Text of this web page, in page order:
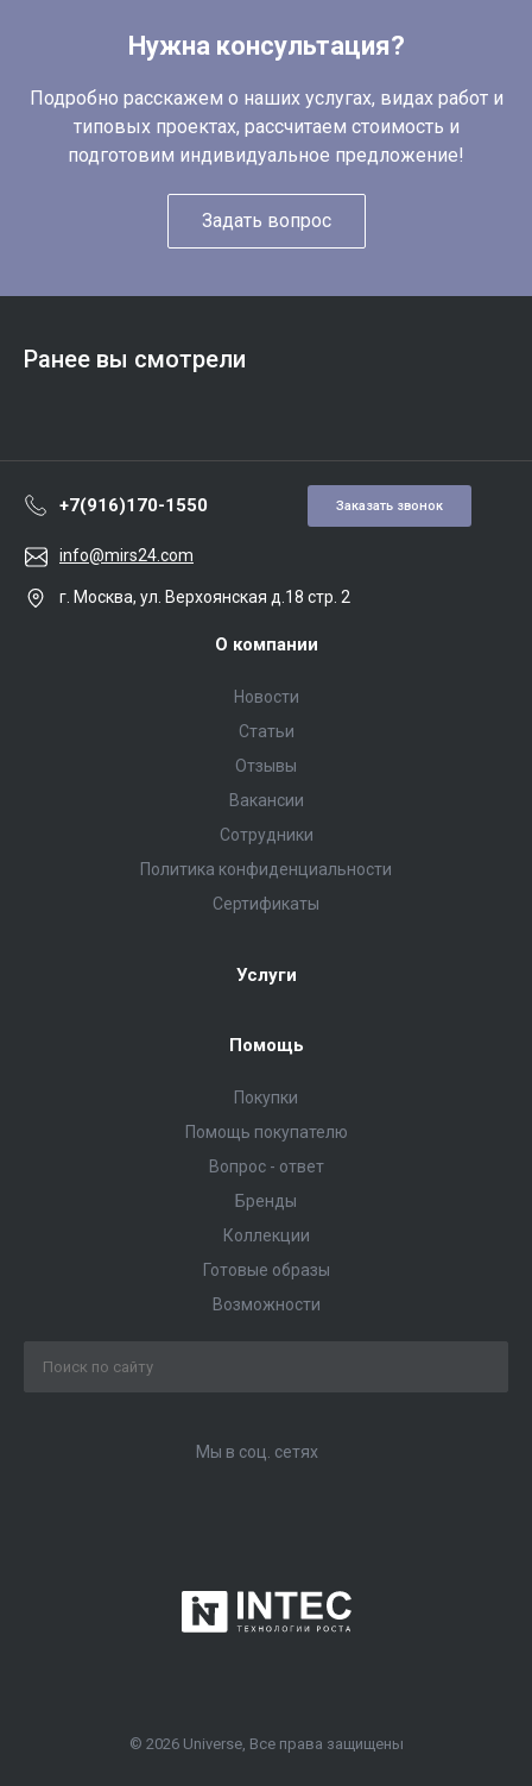
Нужна консультация?
Подробно расскажем о наших услугах, видах работ и
типовых проектах, рассчитаем стоимость и
подготовим индивидуальное предложение!
Задать вопрос
Ранее вы смотрели
+7(916)170-1550 Заказать звонок
info@mirs24.com
г. Москва, ул. Верхоянская д.18 стр. 2
О компании
Новости
Статьи
Отзывы
Вакансии
Сотрудники
Политика конфиденциальности
Сертификаты
Услуги
Помощь
Покупки
Помощь покупателю
Вопрос - ответ
Бренды
Коллекции
Готовые образы
Возможности
Мы в соц. сетях
© 2026 Universe, Все права защищены